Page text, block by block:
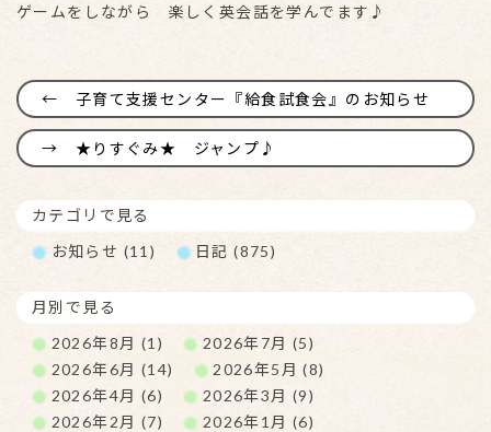
ゲームをしながら 楽しく英会話を学んでます♪
子育て支援センター『給食試食会』のお知らせ
★りすぐみ★ ジャンプ♪
カテゴリで見る
お知らせ (11)
日記 (875)
月別で見る
2026年8月 (1)
2026年7月 (5)
2026年6月 (14)
2026年5月 (8)
2026年4月 (6)
2026年3月 (9)
2026年2月 (7)
2026年1月 (6)